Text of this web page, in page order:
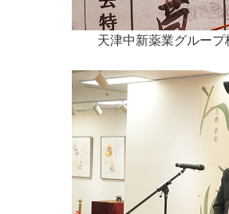
天津中新薬業グルー